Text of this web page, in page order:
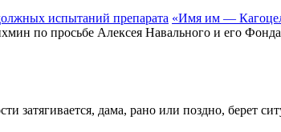
«Имя им —
по просьбе Алексея Навального и его
затягивается, дама, рано или поздно, берет